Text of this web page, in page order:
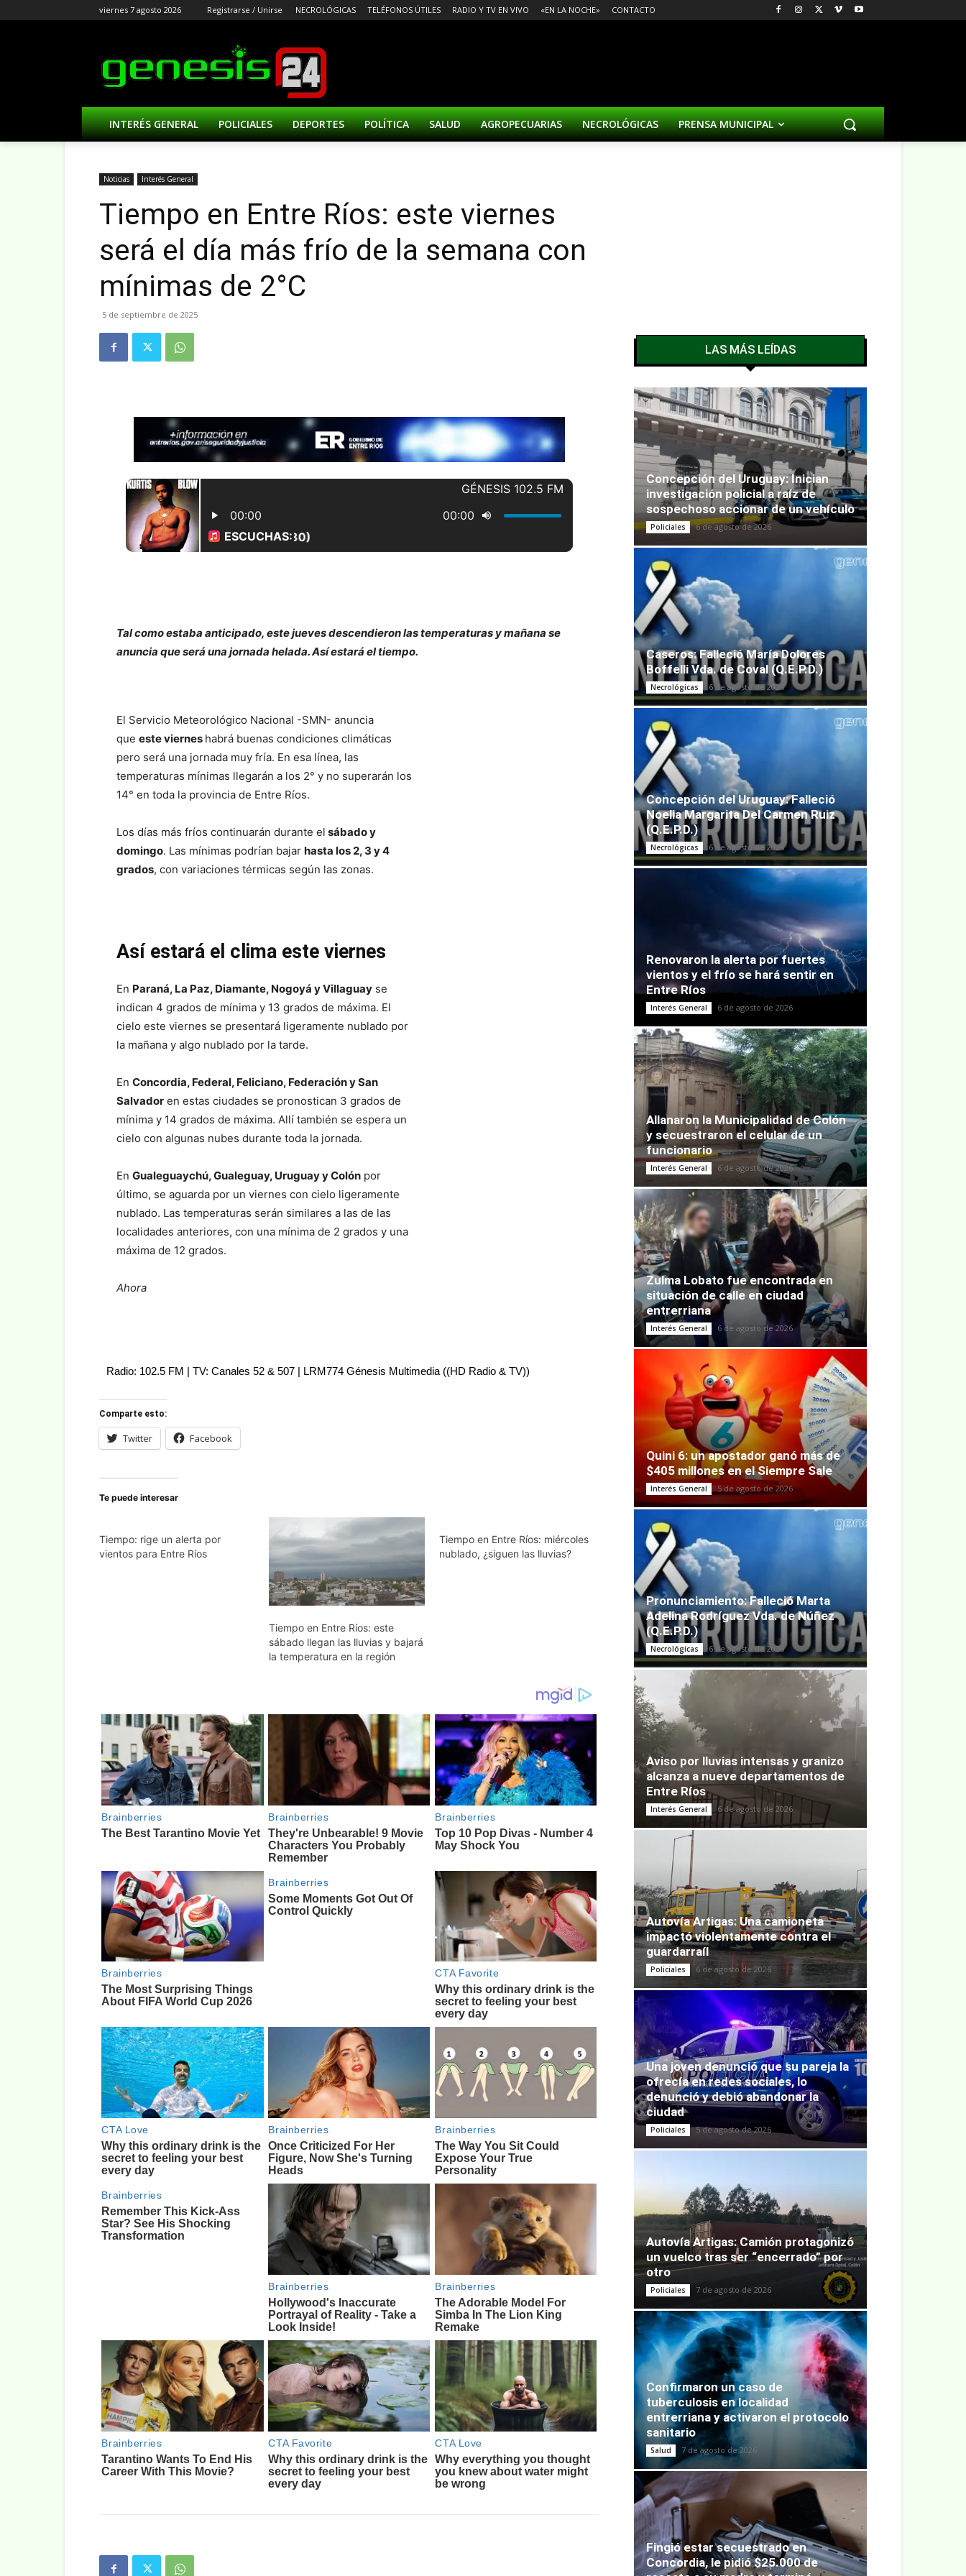
viernes 7 agosto 2026 Registrarse / Unirse NECROLÓGICAS TELÉFONOS ÚTILES RADIO Y TV EN VIVO «EN LA NOCHE» CONTACTO
INTERÉS GENERAL POLICIALES DEPORTES POLÍTICA SALUD AGROPECUARIAS NECROLÓGICAS PRENSA MUNICIPAL
Noticias Interés General
Tiempo en Entre Ríos: este viernes
será el día más frío de la semana con
mínimas de 2°C
5 de septiembre de 2025
Tal como estaba anticipado, este jueves descendieron las temperaturas y mañana se
anuncia que será una jornada helada. Así estará el tiempo.
El Servicio Meteorológico Nacional -SMN- anuncia
que este viernes habrá buenas condiciones climáticas
pero será una jornada muy fría. En esa línea, las
temperaturas mínimas llegarán a los 2° y no superarán los
14° en toda la provincia de Entre Ríos.
Los días más fríos continuarán durante el sábado y
domingo. Las mínimas podrían bajar hasta los 2, 3 y 4
grados, con variaciones térmicas según las zonas.
Así estará el clima este viernes
En Paraná, La Paz, Diamante, Nogoyá y Villaguay se
indican 4 grados de mínima y 13 grados de máxima. El
cielo este viernes se presentará ligeramente nublado por
la mañana y algo nublado por la tarde.
En Concordia, Federal, Feliciano, Federación y San
Salvador en estas ciudades se pronostican 3 grados de
mínima y 14 grados de máxima. Allí también se espera un
cielo con algunas nubes durante toda la jornada.
En Gualeguaychú, Gualeguay, Uruguay y Colón por
último, se aguarda por un viernes con cielo ligeramente
nublado. Las temperaturas serán similares a las de las
localidades anteriores, con una mínima de 2 grados y una
máxima de 12 grados.
Ahora
Radio: 102.5 FM | TV: Canales 52 & 507 | LRM774 Génesis Multimedia ((HD Radio & TV))
Comparte esto:
Twitter Facebook
Te puede interesar
Tiempo: rige un alerta por
vientos para Entre Ríos
Tiempo en Entre Ríos: este
sábado llegan las lluvias y bajará
la temperatura en la región
Tiempo en Entre Ríos: miércoles
nublado, ¿siguen las lluvias?
LAS MÁS LEÍDAS
Concepción del Uruguay: Inician
investigación policial a raíz de
sospechoso accionar de un vehículo
Policiales 6 de agosto de 2026
Caseros: Falleció María Dolores
Boffelli Vda. de Coval (Q.E.P.D.)
Necrológicas 6 de agosto de 2026
Concepción del Uruguay: Falleció
Noelia Margarita Del Carmen Ruiz
(Q.E.P.D.)
Necrológicas 6 de agosto de 2026
Renovaron la alerta por fuertes
vientos y el frío se hará sentir en
Entre Ríos
Interés General 6 de agosto de 2026
Allanaron la Municipalidad de Colón
y secuestraron el celular de un
funcionario
Interés General 6 de agosto de 2026
Zulma Lobato fue encontrada en
situación de calle en ciudad
entrerriana
Interés General 6 de agosto de 2026
Quini 6: un apostador ganó más de
$405 millones en el Siempre Sale
Interés General 5 de agosto de 2026
Pronunciamiento: Falleció Marta
Adelina Rodríguez Vda. de Núñez
(Q.E.P.D.)
Necrológicas 6 de agosto de 2026
Aviso por lluvias intensas y granizo
alcanza a nueve departamentos de
Entre Ríos
Interés General 6 de agosto de 2026
Autovía Artigas: Una camioneta
impactó violentamente contra el
guardarraíl
Policiales 6 de agosto de 2026
Una joven denunció que su pareja la
ofrecía en redes sociales, lo
denunció y debió abandonar la
ciudad
Policiales 5 de agosto de 2026
Autovía Artigas: Camión protagonizó
un vuelco tras ser “encerrado” por
otro
Policiales 7 de agosto de 2026
Confirmaron un caso de
tuberculosis en localidad
entrerriana y activaron el protocolo
sanitario
Salud 7 de agosto de 2026
Fingió estar secuestrado en
Concordia, le pidió $25.000 de